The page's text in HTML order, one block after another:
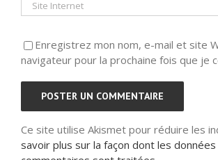
Enregistrez mon nom, e-mail et site
navigateur pour la prochaine fois que je
Ce site utilise Akismet pour réduire les
savoir plus sur la façon dont les